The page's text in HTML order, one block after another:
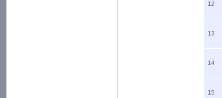
12
13
14
15